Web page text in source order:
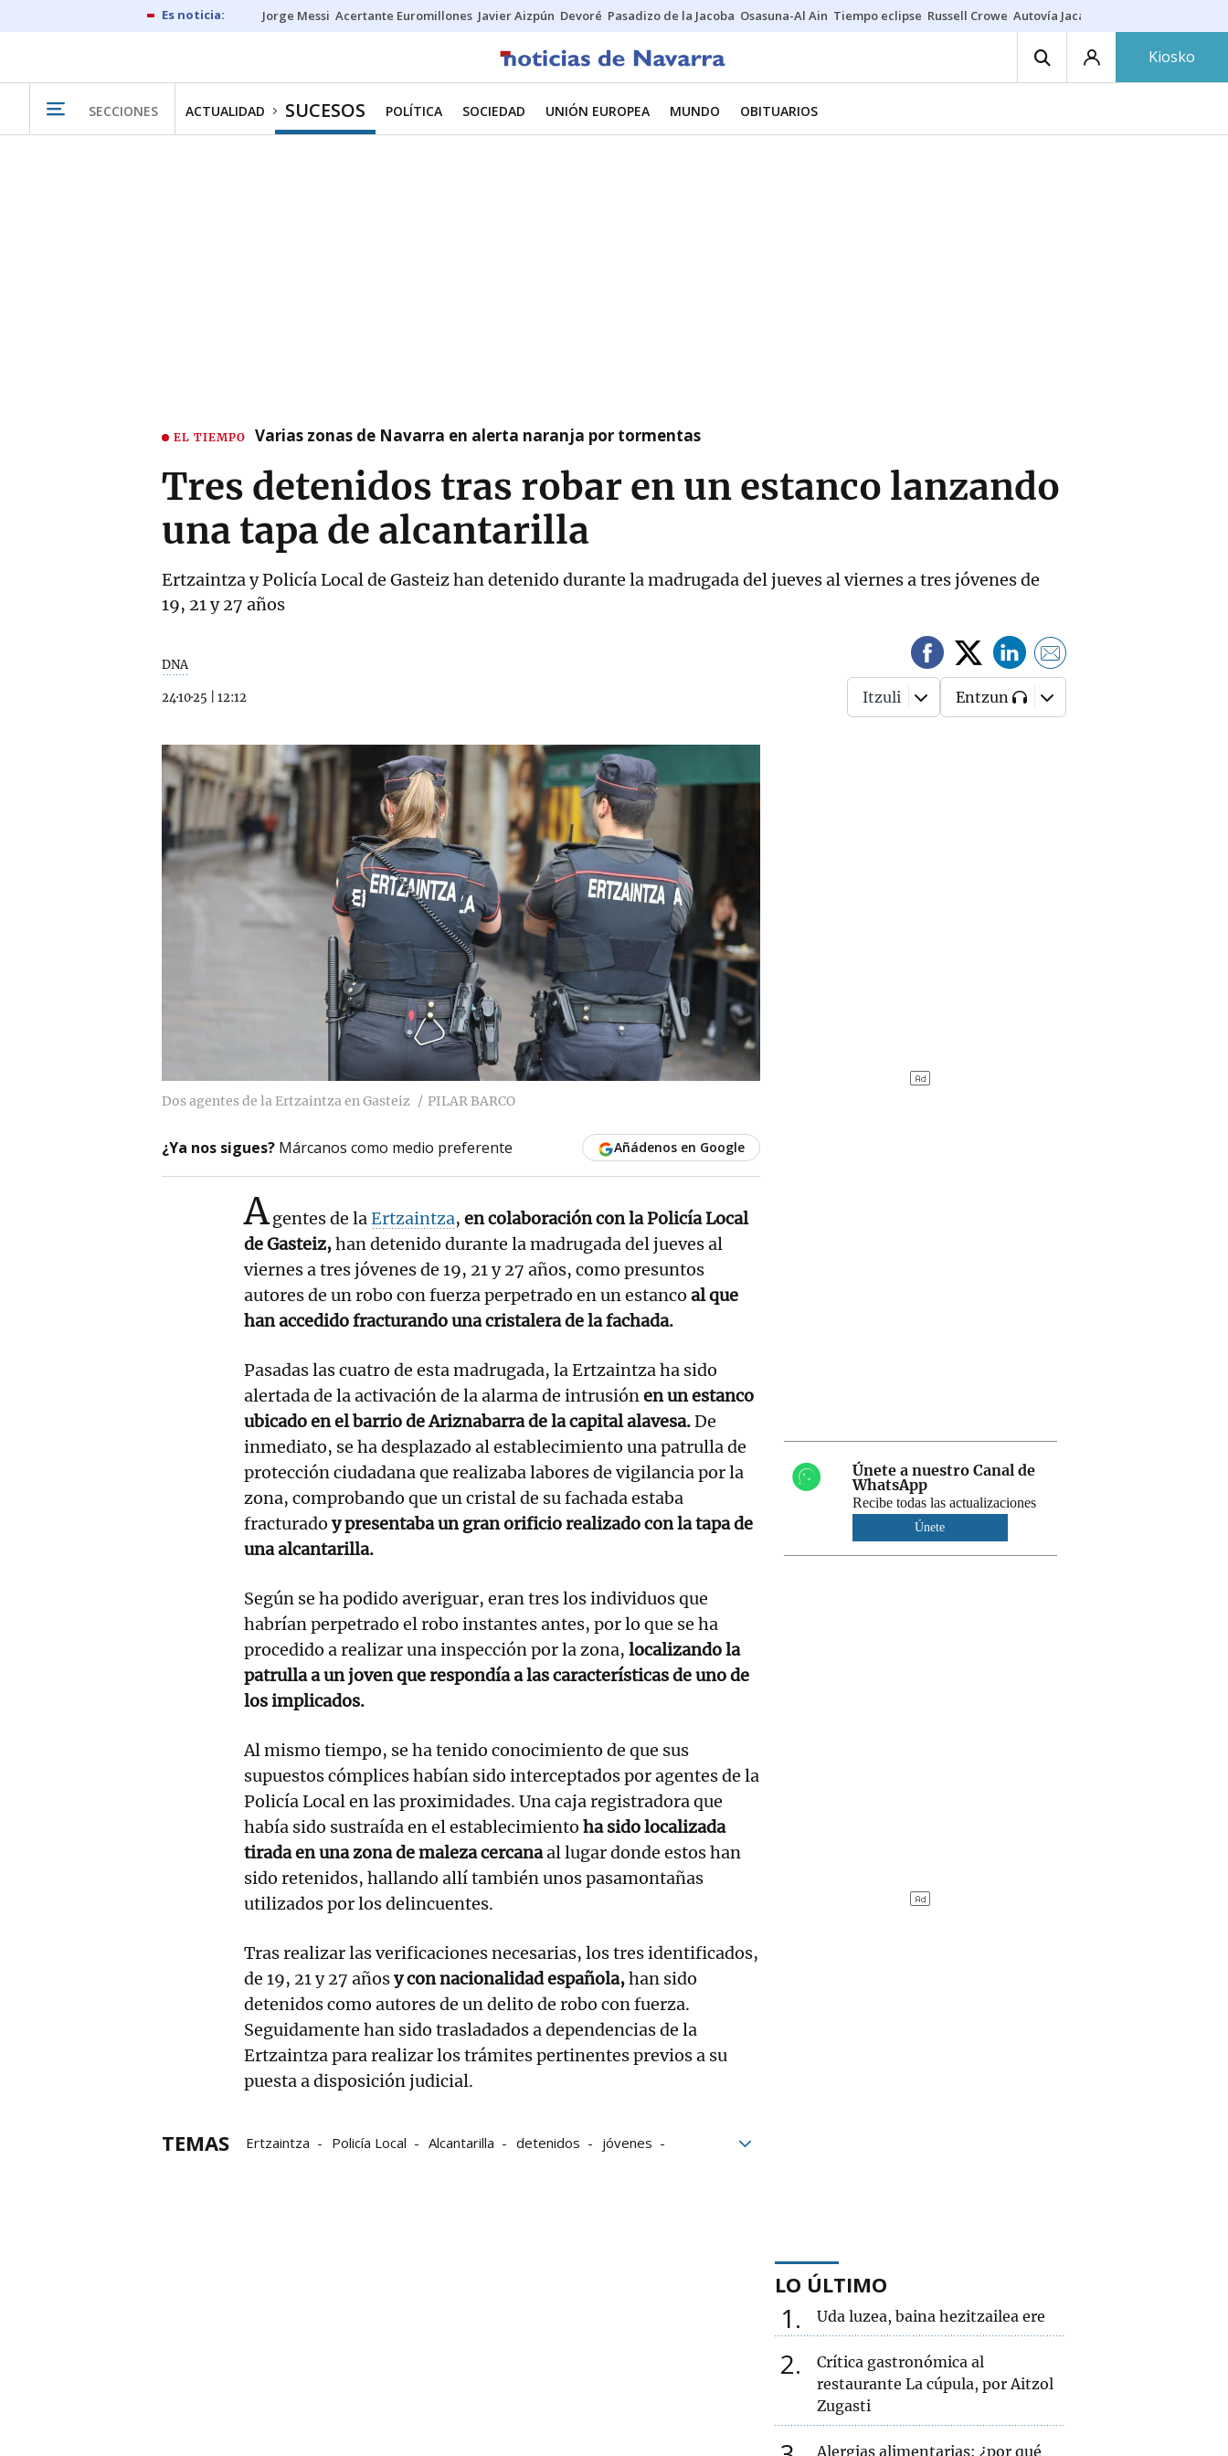
Jorge Messi Acertante Euromillones Javier Aizpún Devoré Pasadizo de la Jacoba Osasuna-Al Ain Tiempo eclipse Russell Crowe Autovía Jaca
Kiosko
SECCIONES ACTUALIDAD SUCESOS POLÍTICA SOCIEDAD UNIÓN EUROPEA MUNDO OBITUARIOS
EL TIEMPO Varias zonas de Navarra en alerta naranja por tormentas
Tres detenidos tras robar en un estanco lanzando
una tapa de alcantarilla
Ertzaintza y Policía Local de Gasteiz han detenido durante la madrugada del jueves al viernes a tres jóvenes de
19, 21 y 27 años
DNA
24·10·25 12:12 Itzuli Entzun
Dos agentes de la Ertzaintza en Gasteiz PILAR BARCO
¿Ya nos sigues? Márcanos como medio preferente Añádenos en Google
Agentes de laErtzaintza, en colaboración con la Policía Local
de Gasteiz,han detenido durante la madrugada del jueves al
viernes a tres jóvenes de 19, 21 y 27 años, como presuntos
autores de un robo con fuerza perpetrado en un estanco al que
han accedido fracturando una cristalera de la fachada.
Pasadas las cuatro de esta madrugada, la Ertzaintza ha sido
alertada de la activación de la alarma de intrusiónen un estanco
ubicado en el barrio de Ariznabarra de la capital alavesa.De
inmediato, se ha desplazado al establecimiento una patrulla de
protección ciudadana que realizaba labores de vigilancia por la
zona, comprobando que un cristal de su fachada estaba
fracturado y presentaba un gran orificio realizado con la tapa de
una alcantarilla.
Según se ha podido averiguar, eran tres los individuos que
habrían perpetrado el robo instantes antes, por lo que se ha
procedido a realizar una inspección por la zona, localizando la
patrulla a un joven que respondía a las características de uno de
los implicados.
Al mismo tiempo, se ha tenido conocimiento de que sus
supuestos cómplices habían sido interceptados por agentes de la
Policía Local en las proximidades. Una caja registradora que
había sido sustraída en el establecimiento ha sido localizada
tirada en una zona de maleza cercanaal lugar donde estos han
sido retenidos, hallando allí también unos pasamontañas
utilizados por los delincuentes.
Tras realizar las verificaciones necesarias, los tres identificados,
de 19, 21 y 27 añosy con nacionalidad española,han sido
detenidos como autores de un delito de robo con fuerza.
Seguidamente han sido trasladados a dependencias de la
Ertzaintza para realizar los trámites pertinentes previos a su
puesta a disposición judicial.
TEMAS Ertzaintza Policía Local Alcantarilla detenidos
jóvenes
Únete a nuestro Canal de
WhatsApp
Recibe todas las actualizaciones
Únete
LO ÚLTIMO
1 Uda luzea, baina hezitzailea ere
2
Crítica gastronómica al
restaurante La cúpula, por Aitzol
Zugasti
Alergias alimentarias: ¿por qué